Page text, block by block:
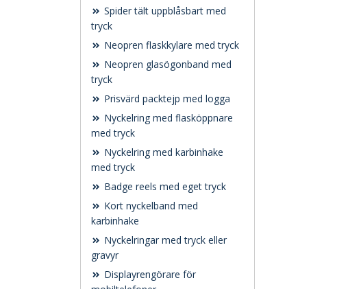
Spider tält uppblåsbart med
tryck
Neopren flaskkylare med tryck
Neopren glasögonband med
tryck
Prisvärd packtejp med logga
Nyckelring med flasköppnare
med tryck
Nyckelring med karbinhake
med tryck
Badge reels med eget tryck
Kort nyckelband med
karbinhake
Nyckelringar med tryck eller
gravyr
Displayrengörare för